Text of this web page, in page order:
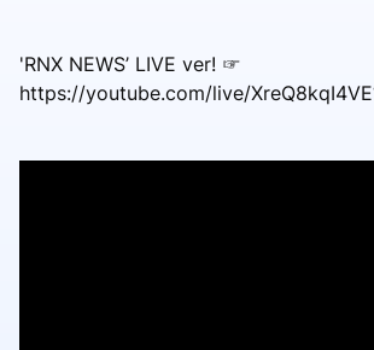
'RNX NEWS’ LIVE ver! ☞
https://youtube.com/live/